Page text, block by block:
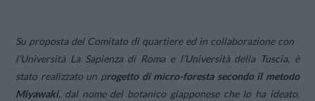
Su proposta del Comitato di quartiere ed in collaborazione con
l’Università La Sapienza di Roma e l’Università della Tuscia, è
stato realizzato un progetto di micro-foresta secondo il metodo
Miyawaki, dal nome del botanico giapponese che lo ha ideato,